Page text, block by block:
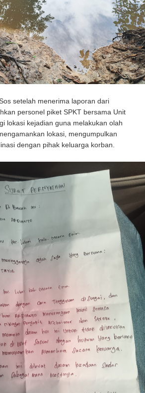
setelah menerima laporan dari
personel piket SPKT bersama Unit
lokasi kejadian guna melakukan olah
lokasi, mengumpulkan
dengan pihak keluarga korban.